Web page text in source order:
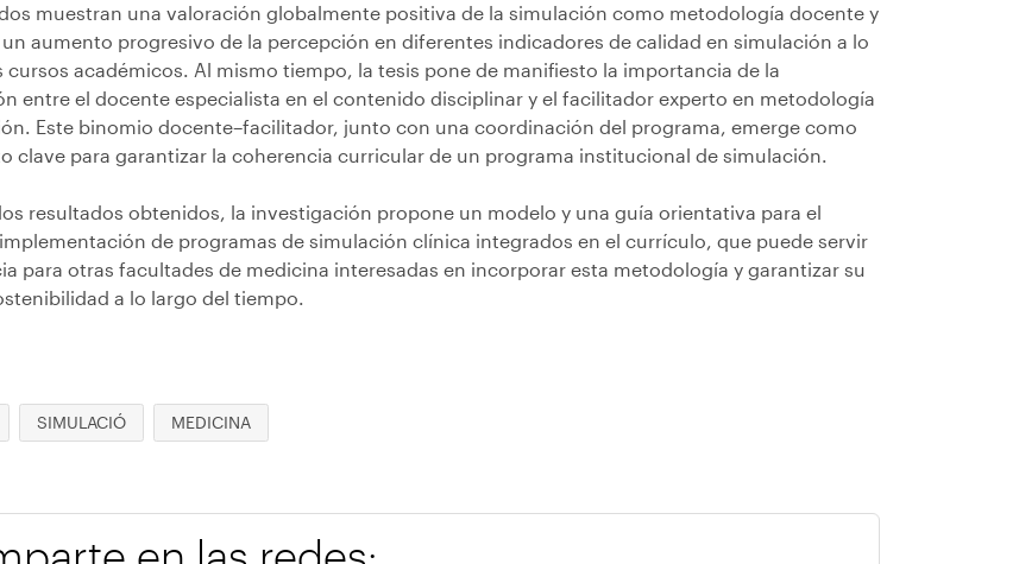
muestran una valoración globalmente positiva de la simulación como metodología docente y
aumento progresivo de la percepción en diferentes indicadores de calidad en simulación a lo
cursos académicos. Al mismo tiempo, la tesis pone de manifiesto la importancia de la
entre el docente especialista en el contenido disciplinar y el facilitador experto en metodología
Este binomio docente–facilitador, junto con una coordinación del programa, emerge como
clave para garantizar la coherencia curricular de un programa institucional de simulación.
resultados obtenidos, la investigación propone un modelo y una guía orientativa para el
de programas de simulación clínica integrados en el currículo, que puede servir
para otras facultades de medicina interesadas en incorporar esta metodología y garantizar su
a lo largo del tiempo.
SIMULACIÓ MEDICINA